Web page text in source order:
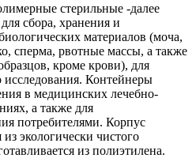
стерильные -далее
сбора, хранения и
материалов (моча,
сперма, рвотные массы, а также
кроме крови), для
исследования. Контейнеры
в медицинских лечебно-
а также для
потребителями. Корпус
из экологически чистого
из полиэтилена.